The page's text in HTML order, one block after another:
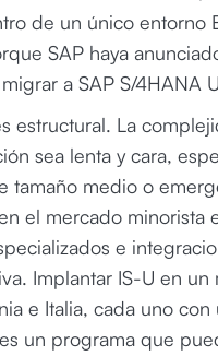
de un único entorno
SAP haya
a SAP S/4HANA
estructural. La
sea lenta y cara,
tamaño medio o
el mercado minorista
e
Implantar IS-U en
e Italia, cada uno
un programa que